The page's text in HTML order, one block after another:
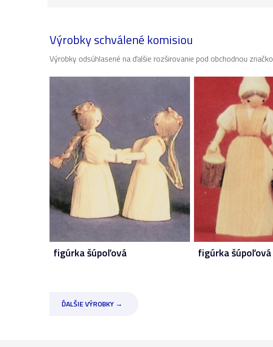
Výrobky schválené komisiou
Výrobky odsúhlasené na ďalšie rozširovanie pod obchodnou
figúrka šúpoľová figúrka šúpoľová
ĎALŠIE VÝROBKY →